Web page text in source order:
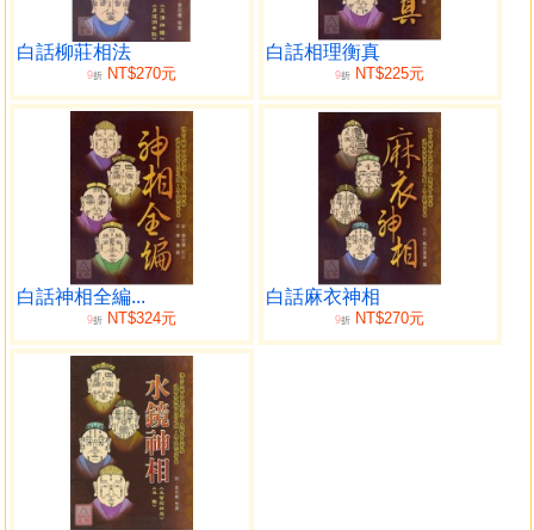
白話柳莊相法
9折NT$270元
白話相理衡真
9折 NT$225元
白話神相全編...
9折NT$324元
白話麻衣神相
9折 NT$270元